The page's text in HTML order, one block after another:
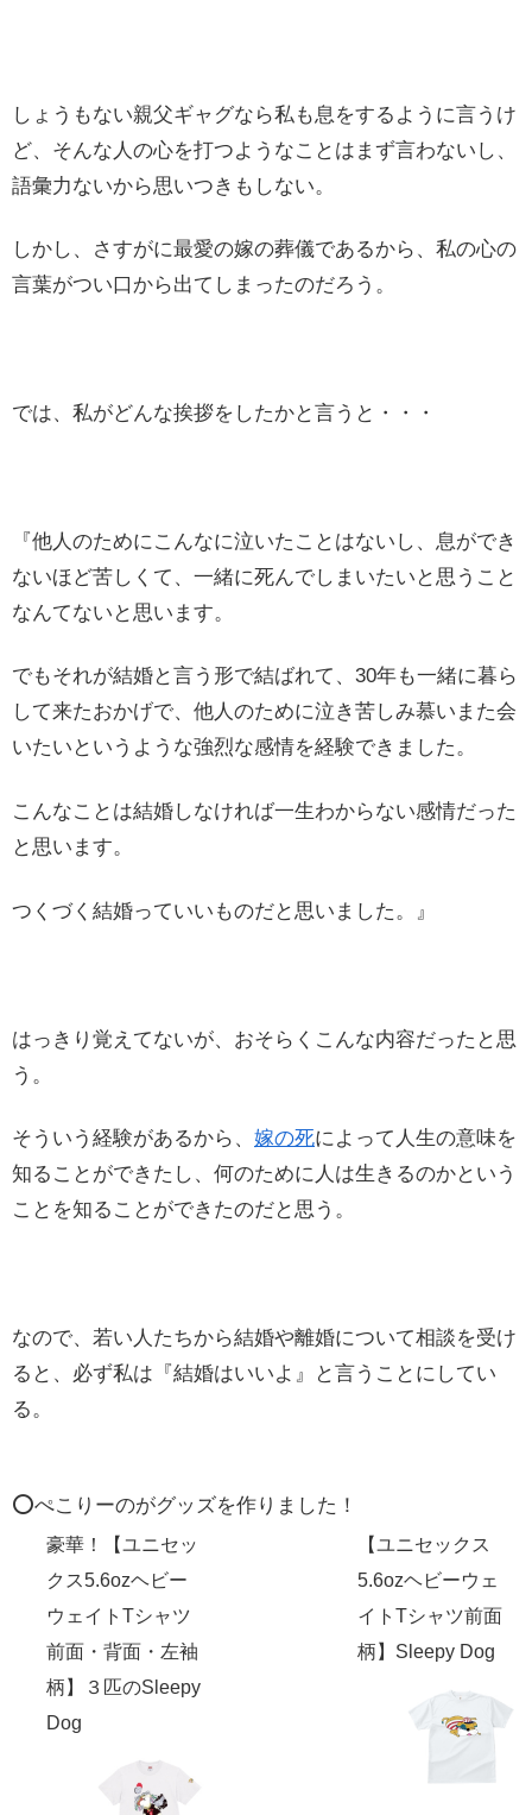
しょうもない親父ギャグなら私も息をするように言うけ
ど、そんな人の心を打つようなことはまず言わないし、
語彙力ないから思いつきもしない。
しかし、さすがに最愛の嫁の葬儀であるから、私の心の
言葉がつい口から出てしまったのだろう。
では、私がどんな挨拶をしたかと言うと・・・
『他人のためにこんなに泣いたことはないし、息ができ
ないほど苦しくて、一緒に死んでしまいたいと思うこと
なんてないと思います。
でもそれが結婚と言う形で結ばれて、30年も一緒に暮ら
して来たおかげで、他人のために泣き苦しみ慕いまた会
いたいというような強烈な感情を経験できました。
こんなことは結婚しなければ一生わからない感情だった
と思います。
つくづく結婚っていいものだと思いました。』
はっきり覚えてないが、おそらくこんな内容だったと思
う。
そういう経験があるから、 嫁の死によって人生の意味を
知ることができたし、何のために人は生きるのかという
ことを知ることができたのだと思う。
なので、若い人たちから結婚や離婚について相談を受け
ると、必ず私は『結婚はいいよ』と言うことにしてい
る。
⭕️ぺこりーのがグッズを作りました！
豪華！【ユニセッ
クス5.6ozヘビー
ウェイトTシャツ
前面・背面・左袖
柄】３匹のSleepy
Dog
【ユニセックス
5.6ozヘビーウェ
イトTシャツ前面
柄】Sleepy Dog